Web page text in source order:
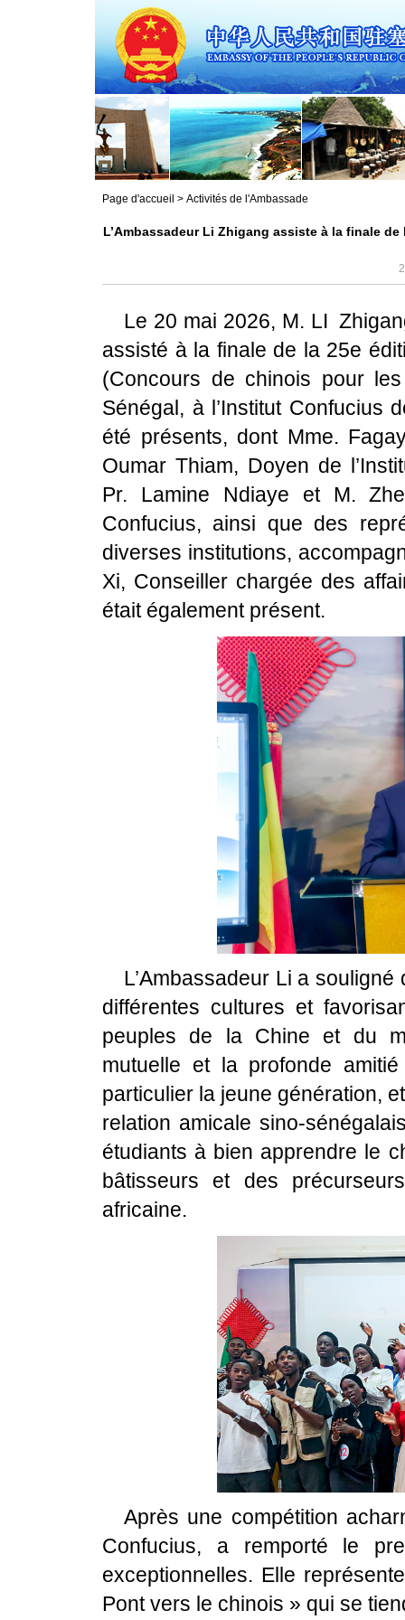
Page d'accueil > Activités de l'Ambassade
L’Ambassadeur Li Zhigang assiste à la finale
Le 20 mai 2026, M. LI
assisté à la finale de la 25e
(Concours de chinois pour
Sénégal, à l’Institut Confucius
été présents, dont Mme.
Oumar Thiam, Doyen de
Pr. Lamine Ndiaye et M.
Confucius, ainsi que des
diverses institutions,
Xi, Conseiller chargée des
était également présent.
L’Ambassadeur Li a
différentes cultures et
peuples de la Chine et du
mutuelle et la profonde
particulier la jeune génération,
relation amicale sino-
étudiants à bien apprendre le
bâtisseurs et des
africaine.
Après une compétition
Confucius, a remporté le
exceptionnelles. Elle
Pont vers le chinois » qui se